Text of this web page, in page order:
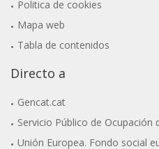
Politica de cookies
Mapa web
Tabla de contenidos
Directo a
Gencat.cat
Servicio Público de Ocupación
Unión Europea. Fondo social